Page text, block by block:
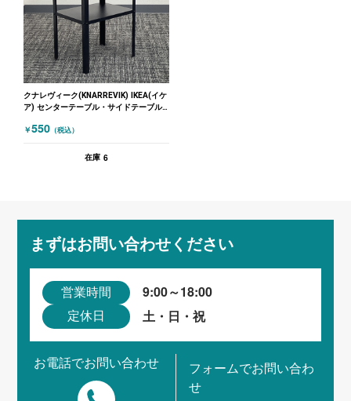
クナレヴィーク(KNARREVIK) IKEA(イケ
ア) センターテーブル・サイドテーブル
￥550 （税込）
在庫 6
まずはお問い合わせください
営業時間 9:00～18:00
定休日 土・日・祝
お電話でお問い合わせ
フォームでお問い合わ
せ